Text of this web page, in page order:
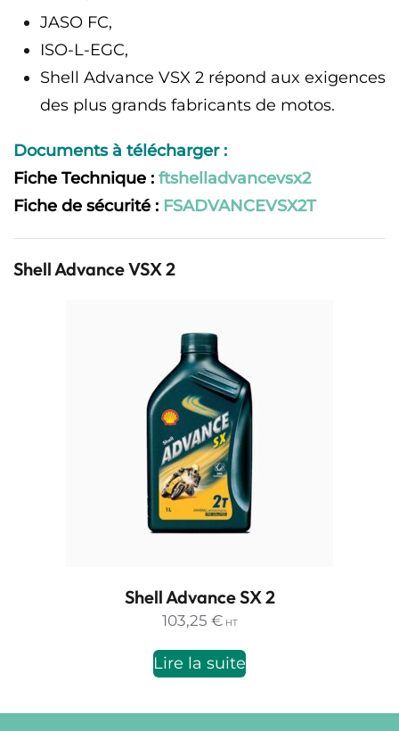
JASO FC,
ISO-L-EGC,
Shell Advance VSX 2 répond aux exigences
des plus grands fabricants de motos.
Documents à télécharger :
Fiche Technique : ftshelladvancevsx2
Fiche de sécurité : FSADVANCEVSX2T
Shell Advance VSX 2
Shell Advance SX 2
103,25 € HT
Lire la suite